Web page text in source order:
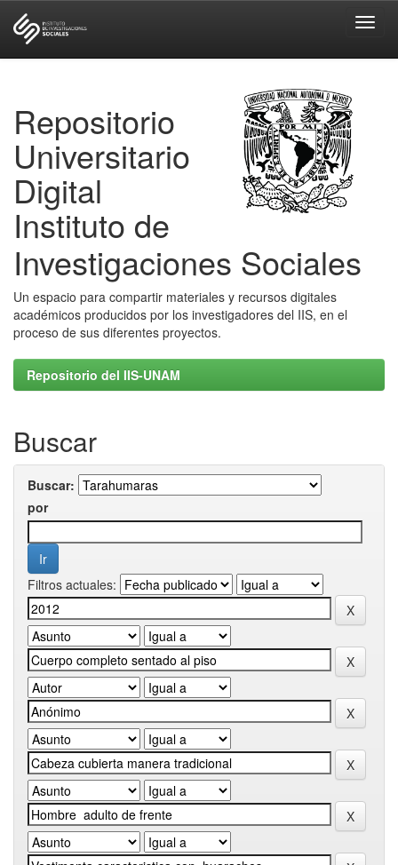
Repositorio
Universitario
Digital
Instituto de
Investigaciones Sociales
Un espacio para compartir materiales y recursos digitales
académicos producidos por los investigadores del IIS, en el
proceso de sus diferentes proyectos.
Repositorio del IIS-UNAM
Buscar
Buscar:
por
Filtros actuales: